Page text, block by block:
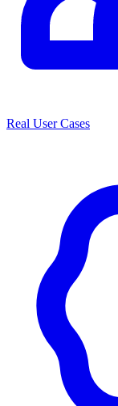
Real User Cases